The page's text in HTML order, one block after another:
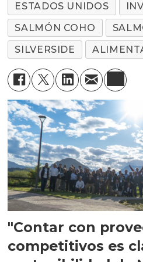
ESTADOS UNIDOS
SALMÓN COHO
SILVERSIDE
"Contar con
competitivos es